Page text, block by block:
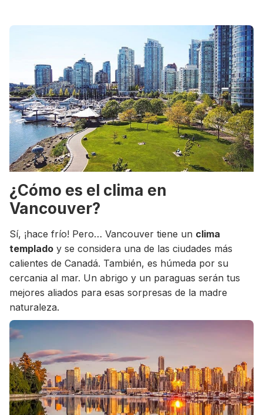
+30 Summer English for Professionals en
¿Cómo es el clima en
Vancouver?
Sí, ¡hace frío! Pero… Vancouver tiene un clima
templado y se considera una de las ciudades más
calientes de Canadá. También, es húmeda por su
cercania al mar. Un abrigo y un paraguas serán tus
mejores aliados para esas sorpresas de la madre
naturaleza.